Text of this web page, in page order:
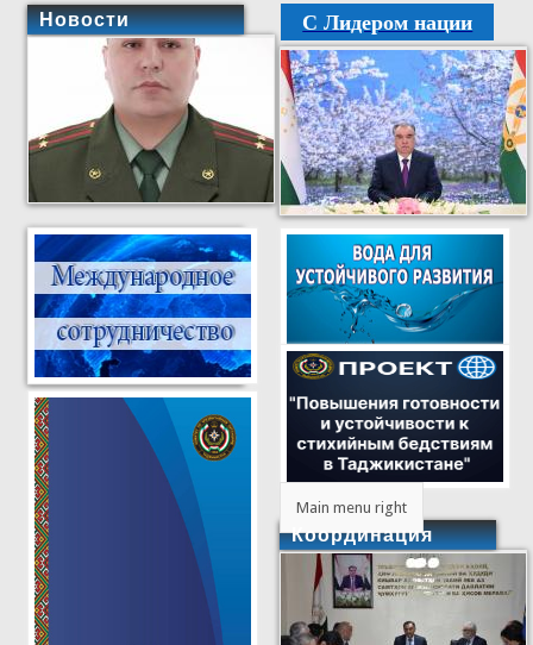
Новости С Лидером нации
Main menu right
Координация